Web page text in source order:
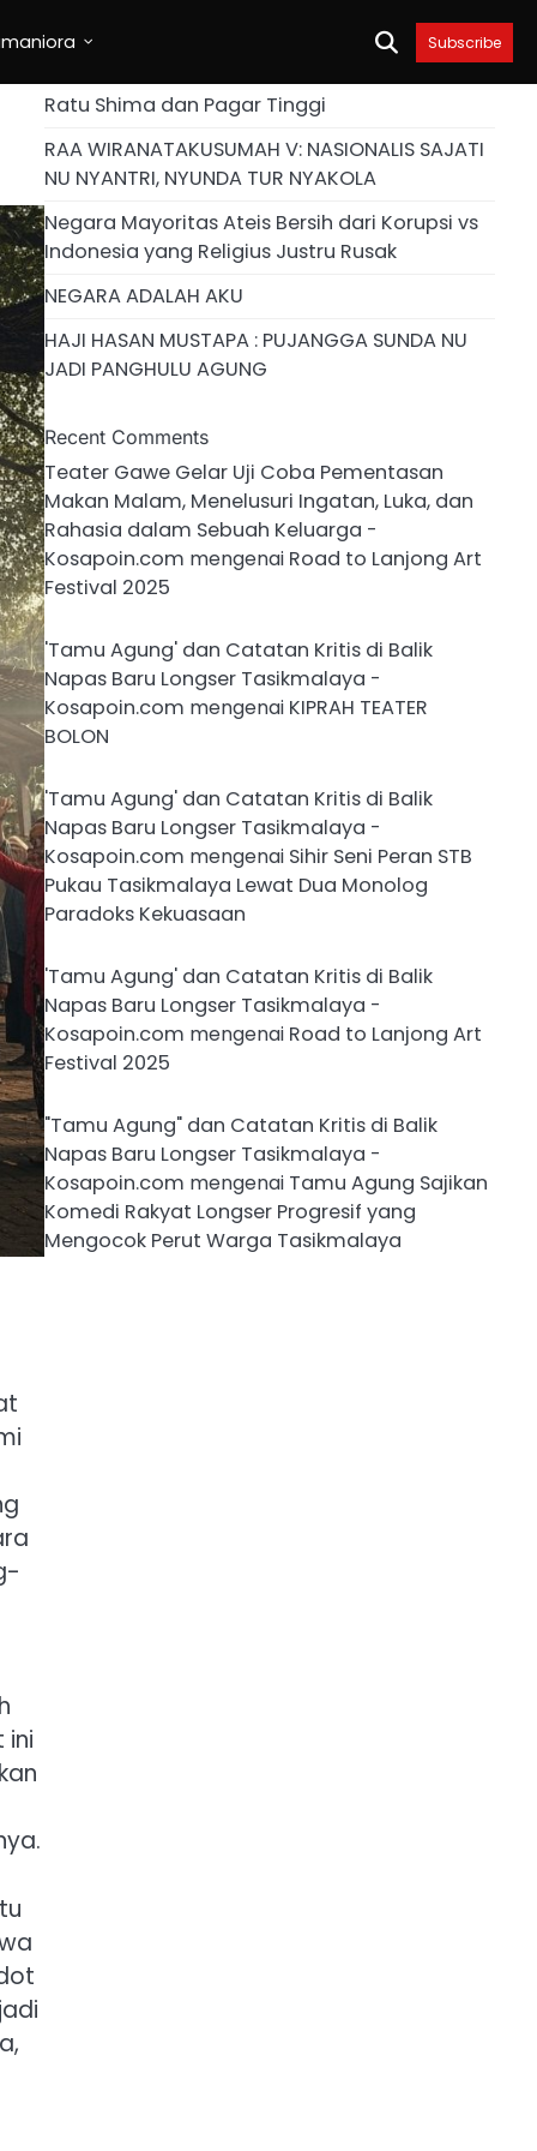
Subscribe
ini
Ratu Shima dan Pagar Tinggi
RAA WIRANATAKUSUMAH V: NASIONALIS SAJATI
NU NYANTRI, NYUNDA TUR NYAKOLA
Negara Mayoritas Ateis Bersih dari Korupsi vs
Indonesia yang Religius Justru Rusak
NEGARA ADALAH AKU
HAJI HASAN MUSTAPA : PUJANGGA SUNDA NU
JADI PANGHULU AGUNG
Recent Comments
Teater Gawe Gelar Uji Coba Pementasan
Makan Malam, Menelusuri Ingatan, Luka, dan
Rahasia dalam Sebuah Keluarga -
Kosapoin.com mengenai Road to Lanjong Art
Festival 2025
'Tamu Agung' dan Catatan Kritis di Balik
Napas Baru Longser Tasikmalaya -
Kosapoin.com mengenai KIPRAH TEATER
BOLON
'Tamu Agung' dan Catatan Kritis di Balik
Napas Baru Longser Tasikmalaya -
Kosapoin.com mengenai Sihir Seni Peran STB
Pukau Tasikmalaya Lewat Dua Monolog
Paradoks Kekuasaan
'Tamu Agung' dan Catatan Kritis di Balik
Napas Baru Longser Tasikmalaya -
Kosapoin.com mengenai Road to Lanjong Art
Festival 2025
"Tamu Agung" dan Catatan Kritis di Balik
Napas Baru Longser Tasikmalaya -
Kosapoin.com mengenai Tamu Agung Sajikan
Komedi Rakyat Longser Progresif yang
Mengocok Perut Warga Tasikmalaya